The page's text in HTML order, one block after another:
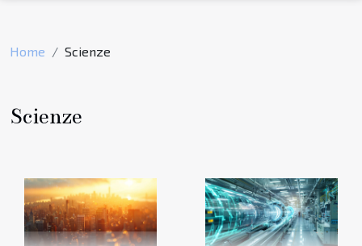
Home Scienze
Scienze